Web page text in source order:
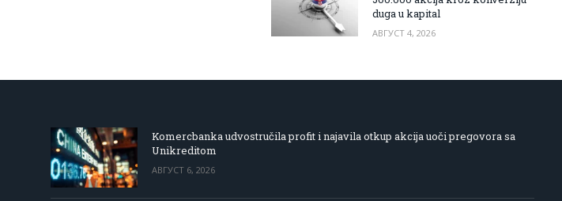
duga u kapital
АВГУСТ 4, 2026
Komercbanka udvostručila profit i najavila otkup akcija uoči pregovora sa
Unikreditom
АВГУСТ 6, 2026